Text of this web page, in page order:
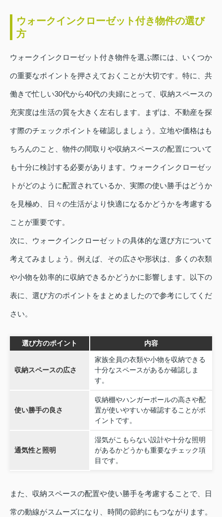
ウォークインクローゼット付き物件の選び
方
ウォークインクローゼット付き物件を選ぶ際には、いくつか
の重要なポイントを押さえておくことが大切です。特に、共
働きで忙しい30代から40代の夫婦にとって、収納スペースの
充実度は生活の質を大きく左右します。まずは、不動産を探
す際のチェックポイントを確認しましょう。立地や価格はも
ちろんのこと、物件の間取りや収納スペースの配置について
も十分に検討する必要があります。ウォークインクローゼッ
トがどのように配置されているか、実際の使い勝手はどうか
を見極め、日々の生活がより快適になるかどうかを考慮する
ことが重要です。
次に、ウォークインクローゼットの具体的な選び方について
考えてみましょう。例えば、その広さや形状は、多くの衣類
や小物を効率的に収納できるかどうかに影響します。以下の
表に、選び方のポイントをまとめましたので参考にしてくだ
さい。
選び方のポイント 内容
収納スペースの広さ
家族全員の衣類や小物を収納できる
十分なスペースがあるか確認しま
す。
使い勝手の良さ
収納棚やハンガーポールの高さや配
置が使いやすいか確認することがポ
イントです。
通気性と照明
湿気がこもらない設計や十分な照明
があるかどうかも重要なチェック項
目です。
また、収納スペースの配置や使い勝手を考慮することで、日
常の動線がスムーズになり、時間の節約にもつながります。